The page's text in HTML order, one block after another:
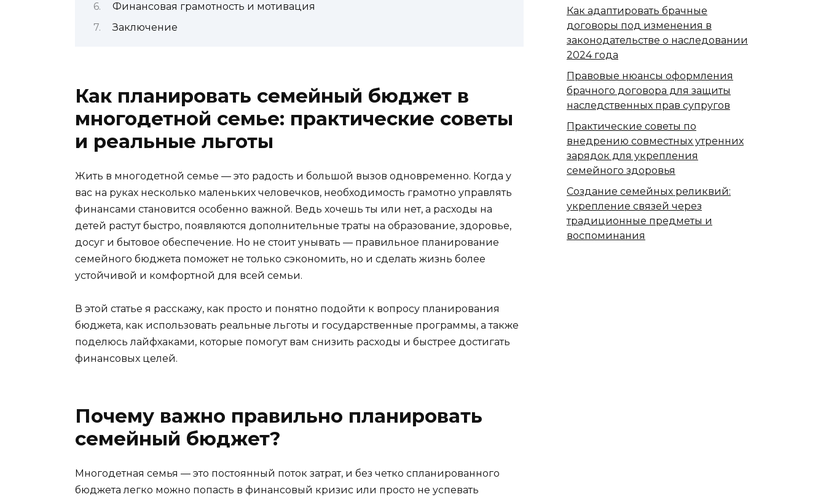
Финансовая грамотность и мотивация
Заключение
Как планировать семейный бюджет в
многодетной семье: практические советы
и реальные льготы
Жить в многодетной семье — это радость и большой вызов одновременно. Когда у
вас на руках несколько маленьких человечков, необходимость грамотно управлять
финансами становится особенно важной. Ведь хочешь ты или нет, а расходы на
детей растут быстро, появляются дополнительные траты на образование, здоровье,
досуг и бытовое обеспечение. Но не стоит унывать — правильное планирование
семейного бюджета поможет не только сэкономить, но и сделать жизнь более
устойчивой и комфортной для всей семьи.
В этой статье я расскажу, как просто и понятно подойти к вопросу планирования
бюджета, как использовать реальные льготы и государственные программы, а также
поделюсь лайфхаками, которые помогут вам снизить расходы и быстрее достигать
финансовых целей.
Почему важно правильно планировать
семейный бюджет?
Многодетная семья — это постоянный поток затрат, и без четко спланированного
бюджета легко можно попасть в финансовый кризис или просто не успевать
Как адаптировать брачные
договоры под изменения в
законодательстве о наследовании
2024 года
Правовые нюансы оформления
брачного договора для защиты
наследственных прав супругов
Практические советы по
внедрению совместных утренних
зарядок для укрепления
семейного здоровья
Создание семейных реликвий:
укрепление связей через
традиционные предметы и
воспоминания